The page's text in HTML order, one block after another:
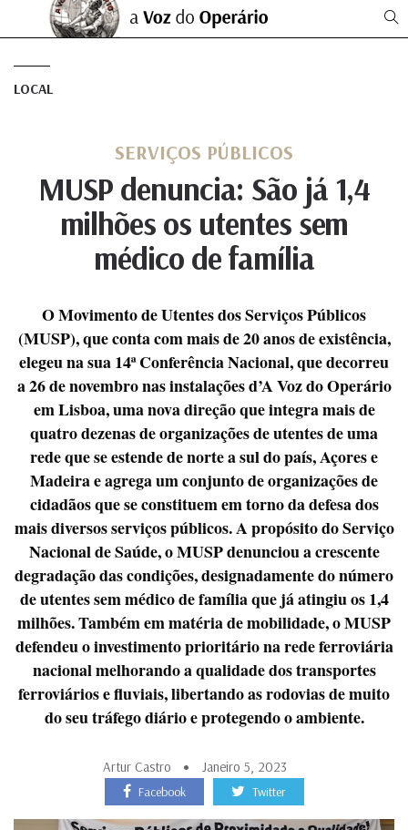
LOCAL
SERVIÇOS PÚBLICOS
MUSP denuncia: São já 1,4
milhões os utentes sem
médico de família
O Movimento de Utentes dos Serviços Públicos
(MUSP), que conta com mais de 20 anos de existência,
elegeu na sua 14ª Conferência Nacional, que decorreu
a 26 de novembro nas instalações d’A Voz do Operário
em Lisboa, uma nova direção que integra mais de
quatro dezenas de organizações de utentes de uma
rede que se estende de norte a sul do país, Açores e
Madeira e agrega um conjunto de organizações de
cidadãos que se constituem em torno da defesa dos
mais diversos serviços públicos. A propósito do Serviço
Nacional de Saúde, o MUSP denunciou a crescente
degradação das condições, designadamente do número
de utentes sem médico de família que já atingiu os 1,4
milhões. Também em matéria de mobilidade, o MUSP
defendeu o investimento prioritário na rede ferroviária
nacional melhorando a qualidade dos transportes
ferroviários e fluviais, libertando as rodovias de muito
do seu tráfego diário e protegendo o ambiente.
Artur Castro Janeiro 5, 2023
Facebook Twitter